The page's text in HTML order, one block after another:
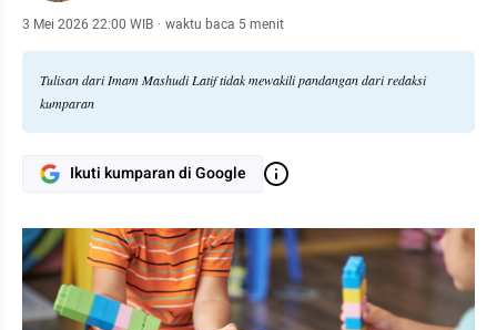
3 Mei 2026 22:00 WIB · waktu baca 5 menit
Tulisan dari Imam Mashudi Latif tidak mewakili pandangan dari redaksi
kumparan
Ikuti kumparan di Google